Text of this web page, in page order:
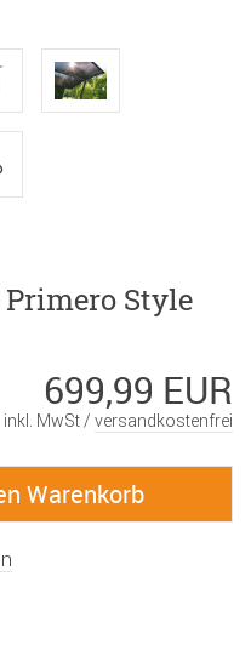
Style
699,99 EUR
inkl. MwSt / versandkostenfrei